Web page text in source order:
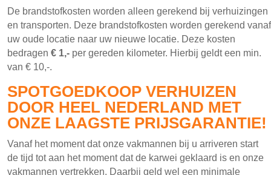
De brandstofkosten worden alleen gerekend bij verhuizingen
en transporten. Deze brandstofkosten worden gerekend vanaf
uw oude locatie naar uw nieuwe locatie. Deze kosten
bedragen € 1,- per gereden kilometer. Hierbij geldt een min.
van € 10,-.
SPOTGOEDKOOP VERHUIZEN
DOOR HEEL NEDERLAND MET
ONZE LAAGSTE PRIJSGARANTIE!
Vanaf het moment dat onze vakmannen bij u arriveren start
de tijd tot aan het moment dat de karwei geklaard is en onze
vakmannen vertrekken. Daarbij geld wel een minimale